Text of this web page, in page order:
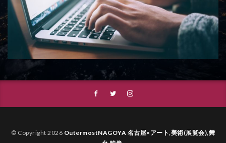
© Copyright 2026 OutermostNAGOYA 名古屋×アート,美術(展覧会),舞